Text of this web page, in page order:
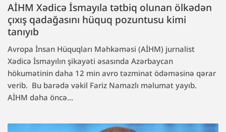
AİHM Xədicə İsmayıla tətbiq olunan ölkədən
çıxış qadağasını hüquq pozuntusu kimi
tanıyıb
Avropa İnsan Hüquqları Məhkəməsi (AİHM) jurnalist
Xədicə İsmayılın şikayəti əsasında Azərbaycan
hökumətinin daha 12 min avro təzminat ödəməsinə qərar
verib. Bu barədə vəkil Fariz Namazlı məlumat yayıb.
AİHM daha öncə...